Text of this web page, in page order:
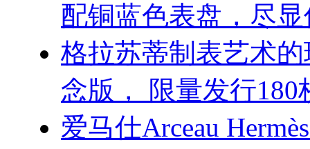
配铜蓝色表盘，尽
格拉苏蒂制表艺术
念版， 限量发行180
爱马仕Arceau